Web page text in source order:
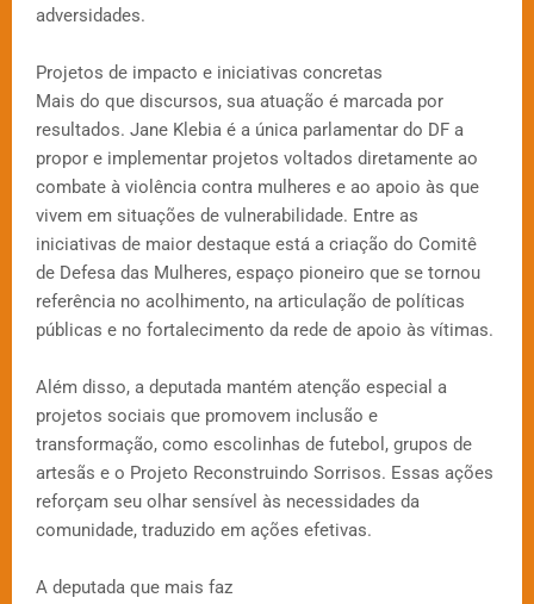
adversidades.
Projetos de impacto e iniciativas concretas
Mais do que discursos, sua atuação é marcada por
resultados. Jane Klebia é a única parlamentar do DF a
propor e implementar projetos voltados diretamente ao
combate à violência contra mulheres e ao apoio às que
vivem em situações de vulnerabilidade. Entre as
iniciativas de maior destaque está a criação do Comitê
de Defesa das Mulheres, espaço pioneiro que se tornou
referência no acolhimento, na articulação de políticas
públicas e no fortalecimento da rede de apoio às vítimas.
Além disso, a deputada mantém atenção especial a
projetos sociais que promovem inclusão e
transformação, como escolinhas de futebol, grupos de
artesãs e o Projeto Reconstruindo Sorrisos. Essas ações
reforçam seu olhar sensível às necessidades da
comunidade, traduzido em ações efetivas.
A deputada que mais faz